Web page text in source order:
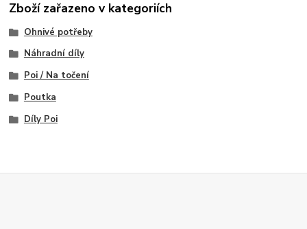
Zboží zařazeno v kategoriích
Ohnivé potřeby
Náhradní díly
Poi / Na točení
Poutka
Díly Poi